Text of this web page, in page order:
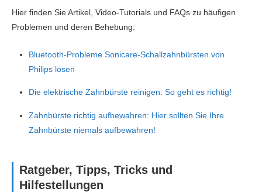
Hier finden Sie Artikel, Video-Tutorials und FAQs zu häufigen
Problemen und deren Behebung:
Bluetooth-Probleme Sonicare-Schallzahnbürsten von
Philips lösen
Die elektrische Zahnbürste reinigen: So geht es richtig!
Zahnbürste richtig aufbewahren: Hier sollten Sie Ihre
Zahnbürste niemals aufbewahren!
Ratgeber, Tipps, Tricks und
Hilfestellungen